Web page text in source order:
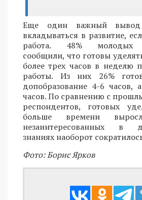
Еще один важный вывод
вкладываться в развитие,
работа. 48% молодых
сообщили, что готовы
более трех часов в неделю
работы. Из них 26%
допобразование 4-6 часов,
часов. По сравнению с
респондентов, готовых
больше времени
незаинтересованных в
знаниях наоборот
Фото: Борис Ярков